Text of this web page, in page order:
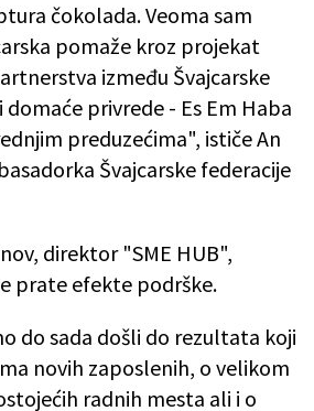
čokolada. Veoma sam
pomaže kroz projekat
između Švajcarske
domaće privrede - Es Em Haba
preduzećima", ističe An
Švajcarske federacije
direktor "SME HUB",
prate efekte podrške.
do sada došli do rezultata koji
novih zaposlenih, o velikom
radnih mesta ali i o